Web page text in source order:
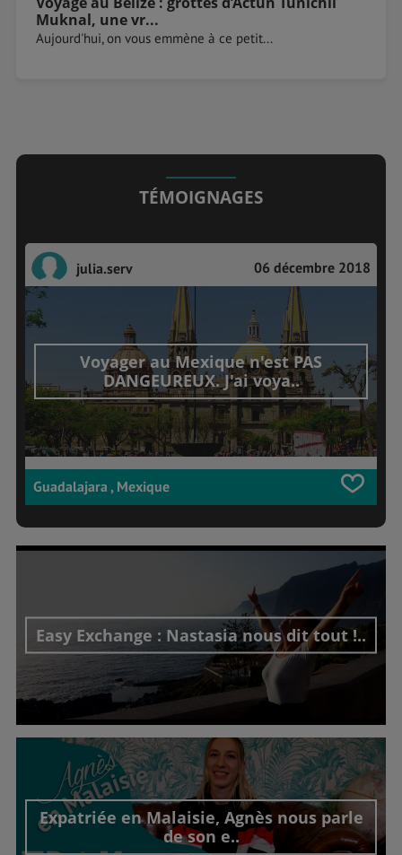
Muknal, une vr...
Aujourd'hui, on vous emmène à ce petit...
TÉMOIGNAGES
julia.serv 06 décembre 2018
Voyager au Mexique n'est PAS
DANGEUREUX. J'ai voya..
Guadalajara , Mexique
Easy Exchange : Nastasia nous dit tout !..
Découvrir cet interview
Expatriée en Malaisie, Agnès nous parle
de son e..